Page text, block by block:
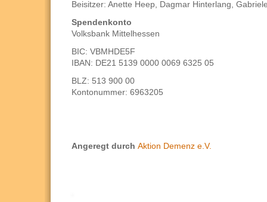
Beisitzer: Anette Heep, Dagmar Hinterlang,
Spendenkonto
Volksbank Mittelhessen
BIC: VBMHDE5F
IBAN: DE21 5139 0000 0069 6325 05
BLZ: 513 900 00
Kontonummer: 6963205
Angeregt durch Aktion Demenz e.V.